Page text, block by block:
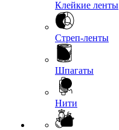
Клейкие ленты
Стреп-ленты
Шпагаты
Нити